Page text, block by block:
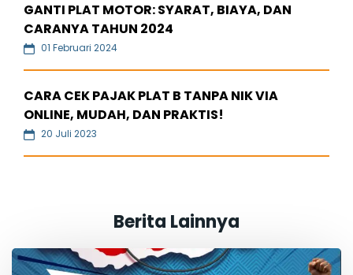
GANTI PLAT MOTOR: SYARAT, BIAYA, DAN
CARANYA TAHUN 2024
01 Februari 2024
CARA CEK PAJAK PLAT B TANPA NIK VIA
ONLINE, MUDAH, DAN PRAKTIS!
20 Juli 2023
Berita Lainnya